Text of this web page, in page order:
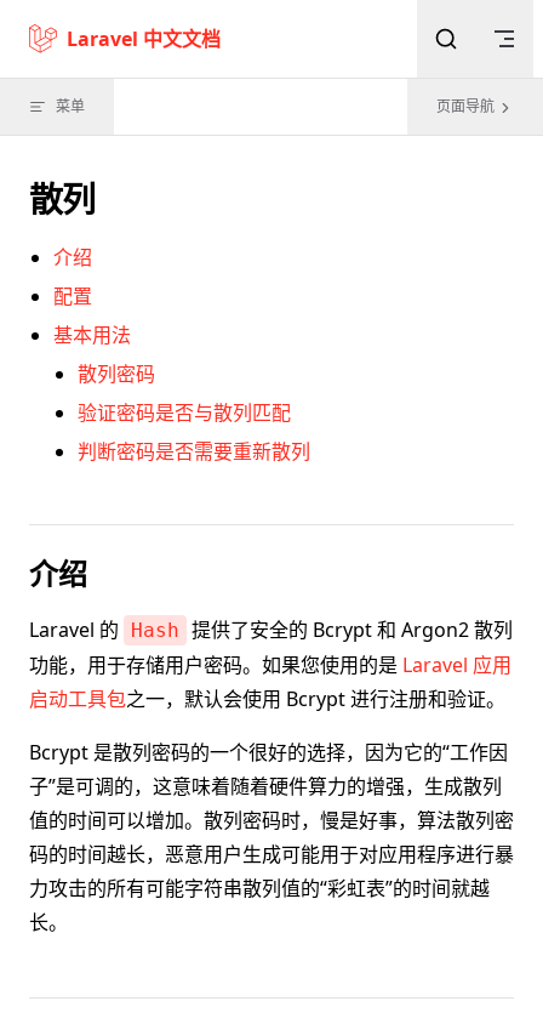
Skip to content
Laravel 中文文档
菜单 页面导航
散列
介绍
配置
基本用法
散列密码
验证密码是否与散列匹配
判断密码是否需要重新散列
介绍
Laravel 的 Hash 提供了安全的 Bcrypt 和 Argon2 散列
功能，用于存储用户密码。如果您使用的是 Laravel 应用
启动工具包之一，默认会使用 Bcrypt 进行注册和验证。
Bcrypt 是散列密码的一个很好的选择，因为它的“工作因
子”是可调的，这意味着随着硬件算力的增强，生成散列
值的时间可以增加。散列密码时，慢是好事，算法散列密
码的时间越长，恶意用户生成可能用于对应用程序进行暴
力攻击的所有可能字符串散列值的“彩虹表”的时间就越
长。